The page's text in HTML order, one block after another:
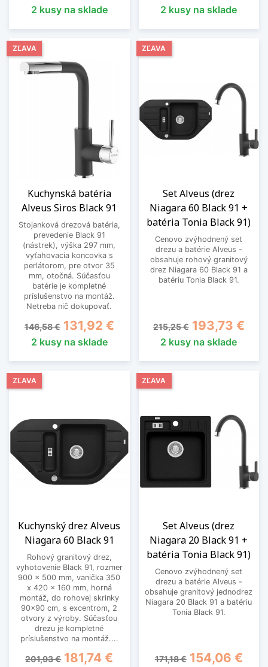
2 kusy na sklade 2 kusy na sklade
Kuchynská batéria
Alveus Siros Black 91
Stojanková drezová batéria,
prevedenie Black 91
(nástrek), výška 297 mm,
vyťahovacia koncovka s
perlátorom, pre otvor 35
mm, otočná. Súčasťou
batérie je kompletné
príslušenstvo na montáž.
Netreba nič dokupovať.
Základná cena
146,58 € Cena
131,92 €
2 kusy na sklade
ZĽAVA
Set Alveus (drez
Niagara 60 Black 91 +
batéria Tonia Black 91)
Cenovo zvýhodnený set
drezu a batérie Alveus -
obsahuje rohový granitový
drez Niagara 60 Black 91 a
batériu Tonia Black 91.
Základná cena
215,25 € Cena
193,73 €
2 kusy na sklade
ZĽAVA
Kuchynský drez Alveus
Niagara 60 Black 91
Rohový granitový drez,
vyhotovenie Black 91, rozmer
900 x 500 mm, vanička 350
x 420 x 160 mm, horná
montáž, do rohovej skrinky
90x90 cm, s excentrom, 2
otvory z výroby. Súčasťou
drezu je kompletné
príslušenstvo na montáž....
Základná cena
201,93 € Cena
181,74 €
ZĽAVA
Set Alveus (drez
Niagara 20 Black 91 +
batéria Tonia Black 91)
Cenovo zvýhodnený set
drezu a batérie Alveus -
obsahuje granitový jednodrez
Niagara 20 Black 91 a batériu
Tonia Black 91.
Základná cena
171,18 € Cena
154,06 €
ZĽAVA